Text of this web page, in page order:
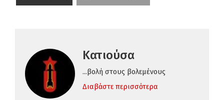
Κατιούσα
...βολή στους βολεμένους
Διαβάστε περισσότερα